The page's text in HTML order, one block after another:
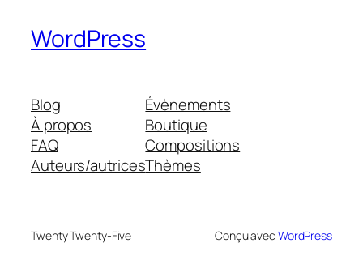
WordPress
Blog
À propos
FAQ
Auteurs/autrices
Évènements
Boutique
Compositions
Thèmes
Twenty Twenty-Five Conçu avec WordPress